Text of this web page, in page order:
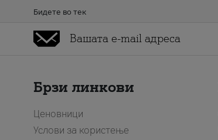
Бидете во тек
Брзи линкови
Ценовници
Услови за користење